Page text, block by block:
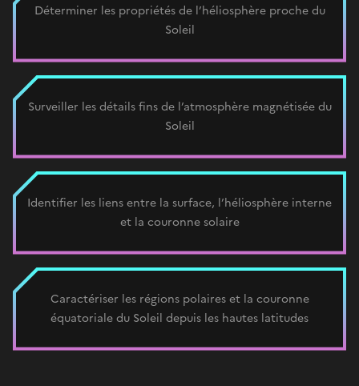
Déterminer les propriétés de l’héliosphère proche du
Soleil
Surveiller les détails fins de l’atmosphère magnétisée du
Soleil
Identifier les liens entre la surface, l’héliosphère interne
et la couronne solaire
Caractériser les régions polaires et la couronne
équatoriale du Soleil depuis les hautes latitudes